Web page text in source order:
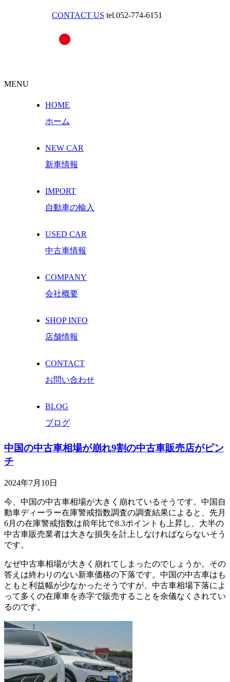
CONTACT US tel.052-774-6151
MENU
HOME
ホーム
NEW CAR
新車情報
IMPORT
自動車の輸入
USED CAR
中古車情報
COMPANY
会社概要
SHOP INFO
店舗情報
CONTACT
お問い合わせ
BLOG
ブログ
中国の中古車相場が崩れ9割の中古車販売店がピン
チ
2024年7月10日
今、中国の中古車相場が大きく崩れているそうです。中国自
動車ディーラー在庫警戒指数調査の調査結果によると、先月
6月の在庫警戒指数は前年比で8.3ポイントも上昇し、大半の
中古車販売業者は大きな損失を計上しなければならないそう
です。
なぜ中古車相場が大きく崩れてしまったのでしょうか。その
答えは終わりのない新車価格の下落です。中国の中古車はも
ともと利益幅が少なかったそうですが、中古車相場下落によ
って多くの在庫車を赤字で販売することを余儀なくされてい
るのです。